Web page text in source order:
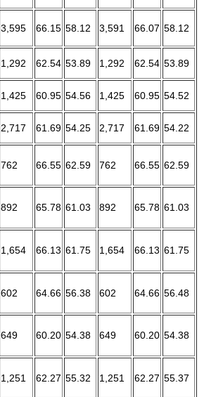
3,595 66.15 58.12 3,591 66.07 58.12
1,292 62.54 53.89 1,292 62.54 53.89
1,425 60.95 54.56 1,425 60.95 54.52
2,717 61.69 54.25 2,717 61.69 54.22
762 66.55 62.59 762 66.55 62.59
892 65.78 61.03 892 65.78 61.03
1,654 66.13 61.75 1,654 66.13 61.75
602 64.66 56.38 602 64.66 56.48
649 60.20 54.38 649 60.20 54.38
1,251 62.27 55.32 1,251 62.27 55.37